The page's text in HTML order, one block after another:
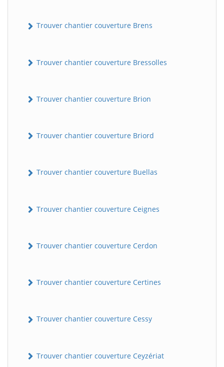
Trouver chantier couverture Brens
Trouver chantier couverture Bressolles
Trouver chantier couverture Brion
Trouver chantier couverture Briord
Trouver chantier couverture Buellas
Trouver chantier couverture Ceignes
Trouver chantier couverture Cerdon
Trouver chantier couverture Certines
Trouver chantier couverture Cessy
Trouver chantier couverture Ceyzériat